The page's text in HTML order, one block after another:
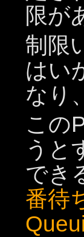
限が
制限
はい
なり
この
うと
でき
番待